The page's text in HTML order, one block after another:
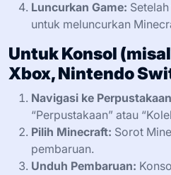
Luncurkan Game:
untuk meluncurkan
Untuk Konsol
Xbox, Nintendo
Navigasi ke
“Perpustakaan” atau
Pilih Minecraft: Sorot
pembaruan.
Unduh Pembaruan: